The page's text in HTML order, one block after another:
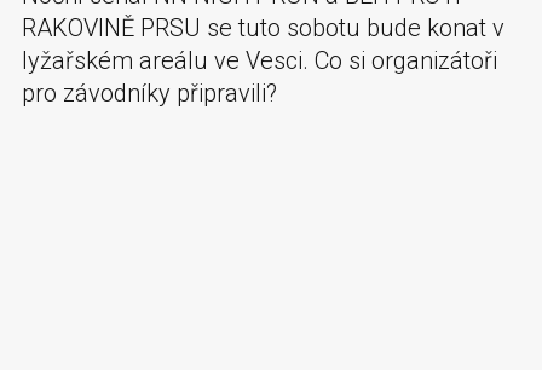
RAKOVINĚ PRSU se tuto sobotu bude konat v
lyžařském areálu ve Vesci. Co si organizátoři
pro závodníky připravili?